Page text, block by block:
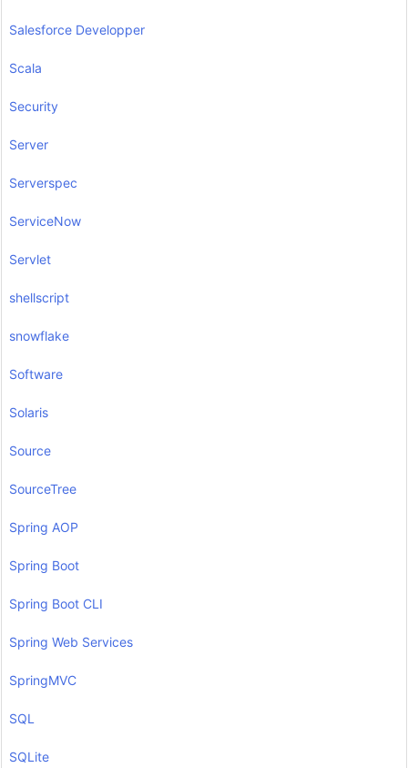
Salesforce Developper
Scala
Security
Server
Serverspec
ServiceNow
Servlet
shellscript
snowflake
Software
Solaris
Source
SourceTree
Spring AOP
Spring Boot
Spring Boot CLI
Spring Web Services
SpringMVC
SQL
SQLite